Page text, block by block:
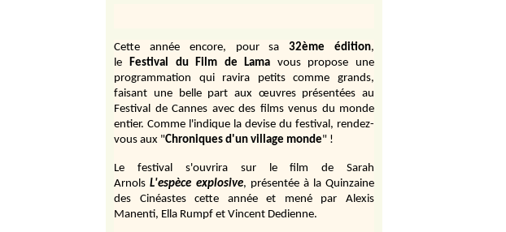
Cette année encore, pour sa 32ème édition,
le Festival du Film de Lama vous propose une
programmation qui ravira petits comme grands,
faisant une belle part aux œuvres présentées au
Festival de Cannes avec des films venus du monde
entier. Comme l'indique la devise du festival, rendez-
vous aux "Chroniques d'un village monde" !
Le festival s'ouvrira sur le film de Sarah
Arnols L'espèce explosive, présentée à la Quinzaine
des Cinéastes cette année et mené par Alexis
Manenti, Ella Rumpf et Vincent Dedienne.